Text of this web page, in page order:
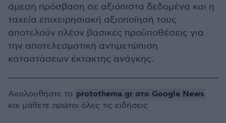
άμεση πρόσβαση σε αξιόπιστα δεδομένα και η
ταχεία επιχειρησιακή αξιοποίησή τους
αποτελούν πλέον βασικές προϋποθέσεις για
την αποτελεσματική αντιμετώπιση
καταστάσεων έκτακτης ανάγκης.
Ακολουθήστε το protothema.gr στο Google News
και μάθετε πρώτοι όλες τις ειδήσεις